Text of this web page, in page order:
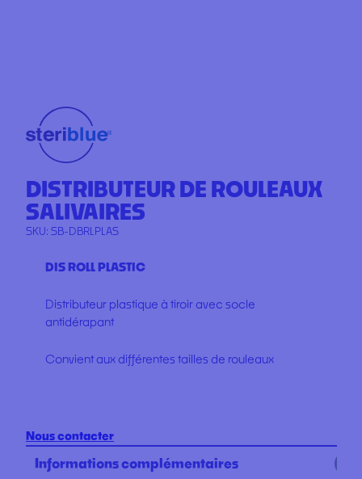
DISTRIBUTEUR DE ROULEAUX
SALIVAIRES
SKU: SB-DBRLPLAS
DIS ROLL PLASTIC
Distributeur plastique à tiroir avec socle
antidérapant
Convient aux différentes tailles de rouleaux
Nous contacter
Informations complémentaires